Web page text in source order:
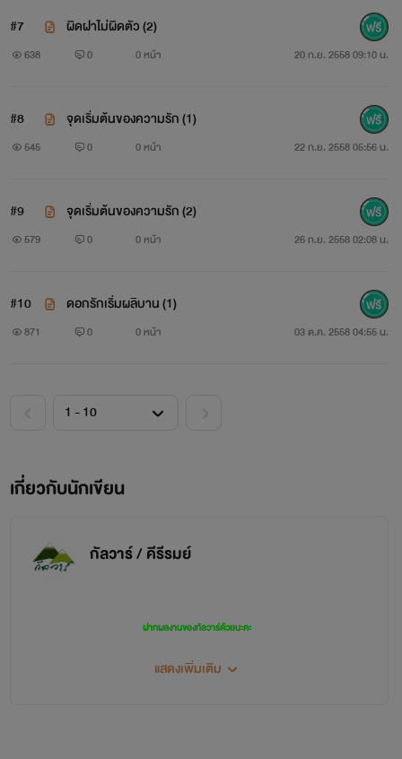
#7 ผิดฝาไม่ผิดตัว (2)
638 0 0 หน้า 20 ก.ย. 2558 09:10 น.
#8 จุดเริ่มต้นของความรัก (1)
545 0 0 หน้า 22 ก.ย. 2558 05:56 น.
#9 จุดเริ่มต้นของความรัก (2)
579 0 0 หน้า 26 ก.ย. 2558 02:08 น.
#10 ดอกรักเริ่มผลิบาน (1)
871 0 0 หน้า 03 ต.ค. 2558 04:55 น.
เกี่ยวกับนักเขียน
กัลวาร์ / คีรีรมย์
ฝากผลงานของกัลวาร์ด้วยนะคะ
ขอบพระคุณทุกกำลังใจ ขอพระอวยพรทุกท่านค่ะ
แสดงเพิ่มเติม